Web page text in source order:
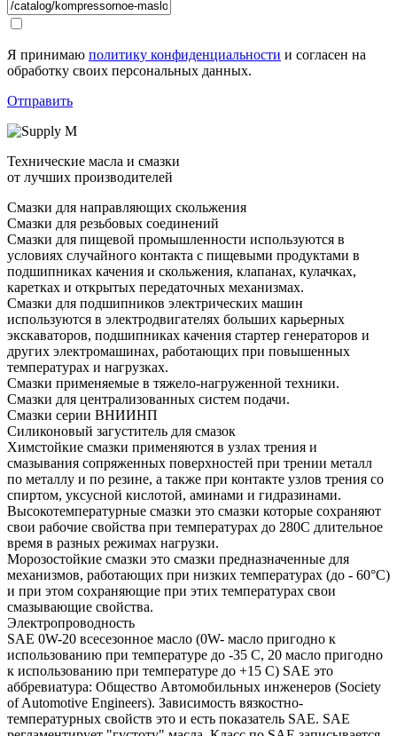
Я принимаю политику конфиденциальности и согласен на
обработку своих персональных данных.
Отправить
Технические масла и смазки
от лучших производителей
Смазки для направляющих скольжения
Смазки для резьбовых соединений
Смазки для пищевой промышленности используются в
условиях случайного контакта с пищевыми продуктами в
подшипниках качения и скольжения, клапанах, кулачках,
каретках и открытых передаточных механизмах.
Смазки для подшипников электрических машин
используются в электродвигателях больших карьерных
экскаваторов, подшипниках качения стартер генераторов и
других электромашинах, работающих при повышенных
температурах и нагрузках.
Смазки применяемые в тяжело-нагруженной техники.
Смазки для централизованных систем подачи.
Смазки серии ВНИИНП
Силиконовый загуститель для смазок
Химстойкие смазки применяются в узлах трения и
смазывания сопряженных поверхностей при трении металл
по металлу и по резине, а также при контакте узлов трения со
спиртом, уксусной кислотой, аминами и гидразинами.
Высокотемпературные смазки это смазки которые сохраняют
свои рабочие свойства при температурах до 280С длительное
время в разных режимах нагрузки.
Морозостойкие смазки это смазки предназначенные для
механизмов, работающих при низких температурах (до - 60°С)
и при этом сохраняющие при этих температурах свои
смазывающие свойства.
Электропроводность
SAE 0W-20 всесезонное масло (0W- масло пригодно к
использованию при температуре до -35 С, 20 масло пригодно
к использованию при температуре до +15 С) SAE это
аббревиатура: Общество Автомобильных инженеров (Society
of Automotive Engineers). Зависимость вязкостно-
температурных свойств это и есть показатель SAE. SAE